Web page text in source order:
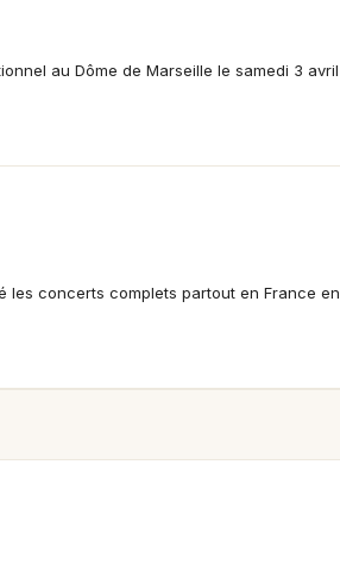
au Dôme de Marseille le samedi 3 avril
les concerts complets partout en France en